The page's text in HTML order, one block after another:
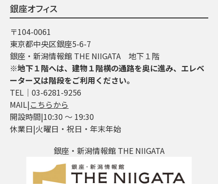
銀座オフィス
〒104-0061
東京都中央区銀座5-6-7
銀座・新潟情報館 THE NIIGATA 地下１階
※地下１階へは、建物１階横の通路を奥に進み、エレベ
ーター又は階段をご利用ください。
TEL│03-6281-9256
MAIL|こちらから
開設時間|10:30 ～ 19:30
休業日|火曜日・祝日・年末年始
銀座・新潟情報館 THE NIIGATA